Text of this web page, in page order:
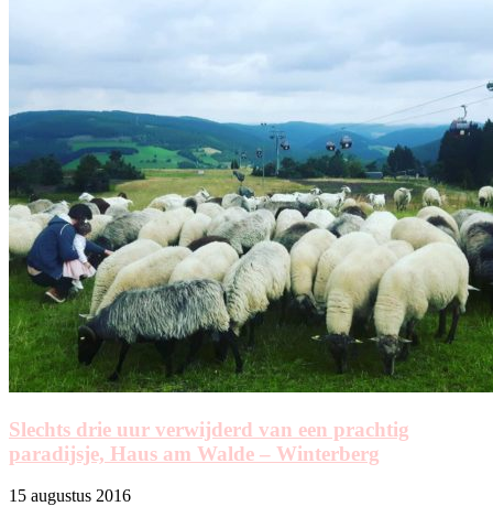
Slechts drie uur verwijderd van een prachtig
paradijsje, Haus am Walde – Winterberg
15 augustus 2016